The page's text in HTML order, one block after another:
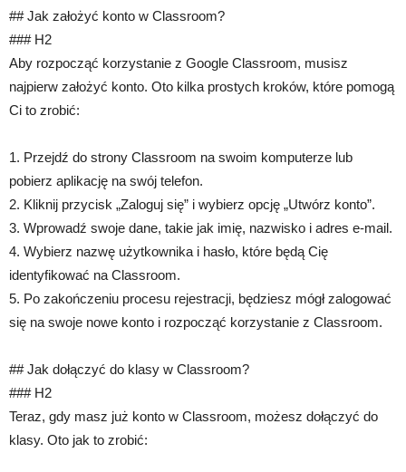
## Jak założyć konto w Classroom?
### H2
Aby rozpocząć korzystanie z Google Classroom, musisz
najpierw założyć konto. Oto kilka prostych kroków, które pomogą
Ci to zrobić:
1. Przejdź do strony Classroom na swoim komputerze lub
pobierz aplikację na swój telefon.
2. Kliknij przycisk „Zaloguj się” i wybierz opcję „Utwórz konto”.
3. Wprowadź swoje dane, takie jak imię, nazwisko i adres e-mail.
4. Wybierz nazwę użytkownika i hasło, które będą Cię
identyfikować na Classroom.
5. Po zakończeniu procesu rejestracji, będziesz mógł zalogować
się na swoje nowe konto i rozpocząć korzystanie z Classroom.
## Jak dołączyć do klasy w Classroom?
### H2
Teraz, gdy masz już konto w Classroom, możesz dołączyć do
klasy. Oto jak to zrobić: